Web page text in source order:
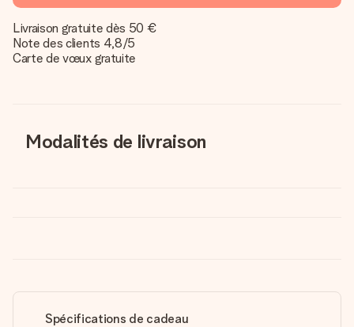
Livraison gratuite dès 50 €
Note des clients 4,8/5
Carte de vœux gratuite
Modalités de livraison
Spécifications de cadeau